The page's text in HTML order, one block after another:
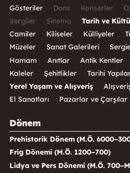
Gösteriler
Dans Konserler
Sergiler
Sinema Tarih ve
Camiler
Kiliseler Külliyeler
Müzeler
Sanat Galerileri
Hamam
Anıtlar Antik Kentler
Kaleler
Şehitlikler Tarihi
Yerel Yaşam ve Alışveriş
El Sanatları
Pazarlar ve Çarşılar
Dönem
Prehistorik Dönem (M.Ö.
Frig Dönemi (M.Ö. 1200–700)
Lidya ve Pers Dönemi (M.Ö.